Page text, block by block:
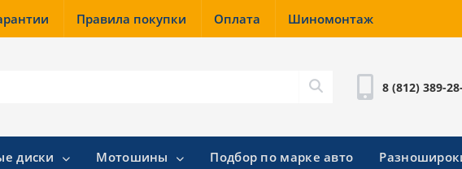
Правила покупки Оплата Шиномонтаж
8 (812) 389-
диски Мотошины Подбор по марке авто